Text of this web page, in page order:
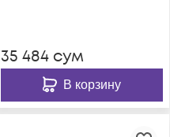
35 484сум
В корзину